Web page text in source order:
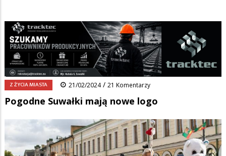
Ścieżka
nawigacyjna
Strona główna Wiadomości/Z życia miasta/
Pogodne Suwałki mają nowe logo
FacebookPinterest Tumblr
0 Reddit Share
Z ŻYCIA MIASTA 21/02/2024/ 21 Komentarzy
Pogodne Suwałki mają nowe logo